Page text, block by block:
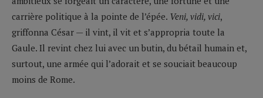
carrière politique à la pointe de l’épée. Veni, vidi, vici,
griffonna César — il vint, il vit et s’appropria toute la
Gaule. Il revint chez lui avec un butin, du bétail humain et,
surtout, une armée qui l’adorait et se souciait beaucoup
moins de Rome.